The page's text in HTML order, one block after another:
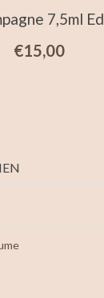
7,5ml
€15,00